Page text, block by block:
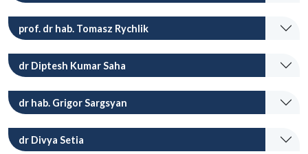
prof. dr hab. Tomasz Rychlik
dr Diptesh Kumar Saha
dr hab. Grigor Sargsyan
dr Divya Setia